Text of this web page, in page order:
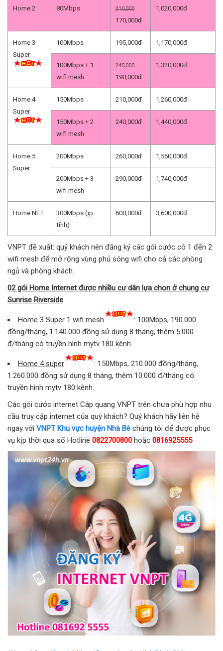
Home 2 80Mbps 210,000
170,000đ
1,020,000đ
Home 3
Super
100Mbps 195,000đ 1,170,000đ
100Mbps + 1
wifi mesh
245,000
190,000đ
1,320,000đ
Home 4
Super
150Mbps 210,000đ 1,260,000đ
150Mbps + 2
wifi mesh
240,000đ 1,440,000đ
Home 5
Super
200Mbps 260,000đ 1,560,000đ
200Mbps + 3
wifi mesh
290,000đ 1,740,000đ
Home NET
300Mbps (ip
tĩnh)
600,000đ 3,600,000đ
VNPT đề xuất: quý khách nên đăng ký các gói cước có 1 đến 2
wifi mesh để mở rộng vùng phủ sóng wifi cho cả các phòng
ngủ và phòng khách.
02 gói Home Internet được nhiều cư dân lựa chọn ở chung cư
Sunrise Riverside
Home 3 Super 1 wifi mesh
: 100Mbps, 190.000
đồng/tháng, 1.140.000 đồng sử dụng 8 tháng, thêm 5.000
đ/tháng có truyền hình mytv 180 kênh.
Home 4 super
: 150Mbps, 210.000 đồng/tháng,
1.260.000 đồng sử dụng 8 tháng, thêm 10.000 đ/tháng có
truyền hình mytv 180 kênh.
Các gói cước internet Cáp quang VNPT trên chưa phù hợp nhu
cầu truy cập internet của quý khách? Quý khách hãy liên hệ
ngay với VNPT Khu vực huyện Nhà Bè chúng tôi để được phục
vụ kịp thời qua số Hotline 0822700800 hoặc 0816925555